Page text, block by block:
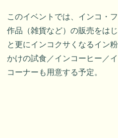
このイベントでは、インコ・
作品（雑貨など）の販売をは
と更にインコクサくなるイン
かけの試食／インコーヒー／
コーナーも用意する予定。